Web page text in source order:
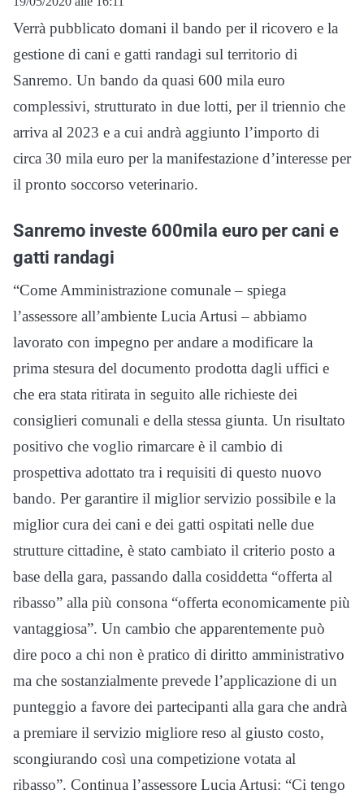
Verrà pubblicato domani il bando per il ricovero e la
gestione di cani e gatti randagi sul territorio di
Sanremo. Un bando da quasi 600 mila euro
complessivi, strutturato in due lotti, per il triennio che
arriva al 2023 e a cui andrà aggiunto l’importo di
circa 30 mila euro per la manifestazione d’interesse per
il pronto soccorso veterinario.
Sanremo investe 600mila euro per cani e
gatti randagi
“Come Amministrazione comunale – spiega
l’assessore all’ambiente Lucia Artusi – abbiamo
lavorato con impegno per andare a modificare la
prima stesura del documento prodotta dagli uffici e
che era stata ritirata in seguito alle richieste dei
consiglieri comunali e della stessa giunta. Un risultato
positivo che voglio rimarcare è il cambio di
prospettiva adottato tra i requisiti di questo nuovo
bando. Per garantire il miglior servizio possibile e la
miglior cura dei cani e dei gatti ospitati nelle due
strutture cittadine, è stato cambiato il criterio posto a
base della gara, passando dalla cosiddetta “offerta al
ribasso” alla più consona “offerta economicamente più
vantaggiosa”. Un cambio che apparentemente può
dire poco a chi non è pratico di diritto amministrativo
ma che sostanzialmente prevede l’applicazione di un
punteggio a favore dei partecipanti alla gara che andrà
a premiare il servizio migliore reso al giusto costo,
scongiurando così una competizione votata al
ribasso”. Continua l’assessore Lucia Artusi: “Ci tengo